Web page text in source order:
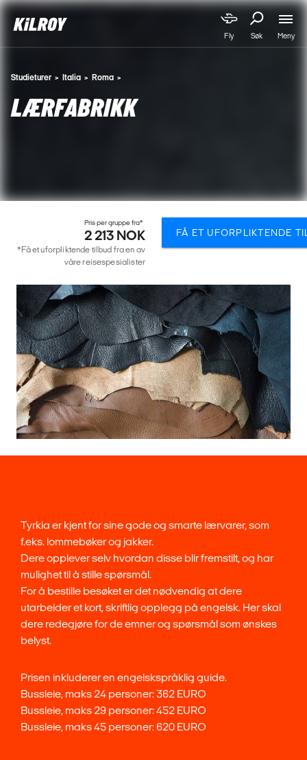
Fly Søk Meny
Studieturer Italia Roma
LÆRFABRIKK
Tyrkia er kjent for sine gode og smarte lærvarer, som
f.eks. lommebøker og jakker.
Dere opplever selv hvordan disse blir fremstilt, og har
mulighet til å stille spørsmål.
For å bestille besøket er det nødvendig at dere
utarbeider et kort, skriftlig opplegg på engelsk. Her skal
dere redegjøre for de emner og spørsmål som ønskes
belyst.
Prisen inkluderer en engelskspråklig guide.
Bussleie, maks 24 personer: 362 EURO
Bussleie, maks 29 personer: 452 EURO
Bussleie, maks 45 personer: 620 EURO
Pris per gruppe fra*
2 213 NOK
*Få et uforpliktende tilbud fra en av
våre reisespesialister
FÅ ET UFORPLIKTENDE